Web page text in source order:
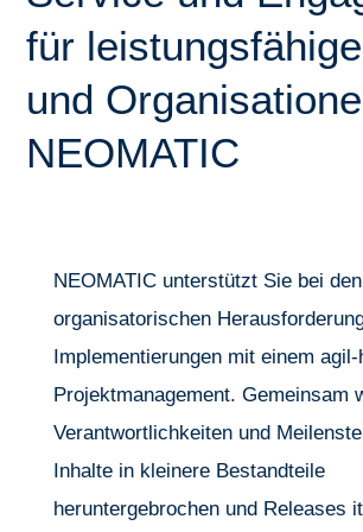
für
und
NEOMATIC
NEOMATIC unterstützt Sie bei den
organisatorischen
Implementierungen mit einem
Projektmanagement. Gemeinsam
Verantwortlichkeiten und
Inhalte in kleinere Bestandteile
heruntergebrochen und Releases